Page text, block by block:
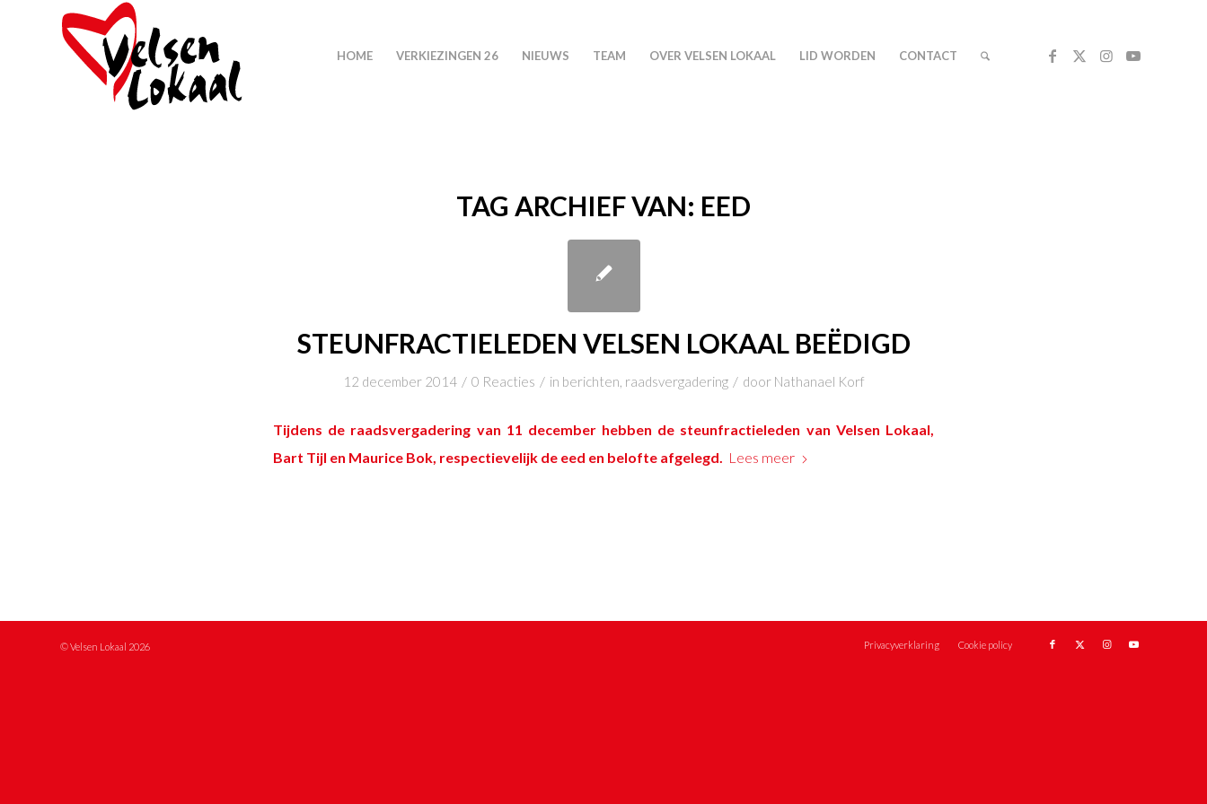
HOME VERKIEZINGEN 26 NIEUWS TEAM OVER VELSEN LOKAAL LID WORDEN CONTACT
TAG ARCHIEF VAN: EED
STEUNFRACTIELEDEN VELSEN LOKAAL BEËDIGD
12 december 2014 / 0 Reacties / in berichten, raadsvergadering / door Nathanael Korf
Tijdens de raadsvergadering van 11 december hebben de steunfractieleden van Velsen Lokaal,
Bart Tijl en Maurice Bok , respectievelijk de eed en belofte afgelegd. Lees meer
© Velsen Lokaal 2026 Privacyverklaring Cookie policy